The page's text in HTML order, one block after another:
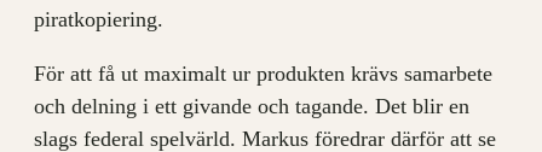
piratkopiering.
För att få ut maximalt ur produkten krävs samarbete
och delning i ett givande och tagande. Det blir en
slags federal spelvärld. Markus föredrar därför att se